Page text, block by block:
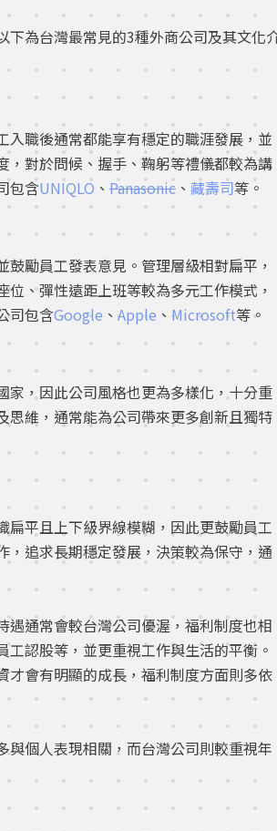
為台灣最常見的3種外商公司及其文化
入職後通常都能享有穩定的職涯發展，並
，對於問候、握手、鞠躬等禮儀都較為講
包含UNIQLO 、 Panasonic 、 藏壽司等。
勵員工發表意見。管理層級相對扁平，
、彈性遠距上班等較為多元工作模式，
司包含Google 、Apple 、 Microsoft等。
家，因此公司風格也更為多樣化，十分重
思維，通常能為公司帶來更多創新且獨特
平且上下級界線模糊，因此更鼓勵員工
追求長期穩定發展，決策較為保守，通
通常會較台灣公司優渥，福利制度也相
認股等，並更重視工作與生活的平衡。
才會有明顯的成長，福利制度方面則多依
與個人表現相關，而台灣公司則較重視年